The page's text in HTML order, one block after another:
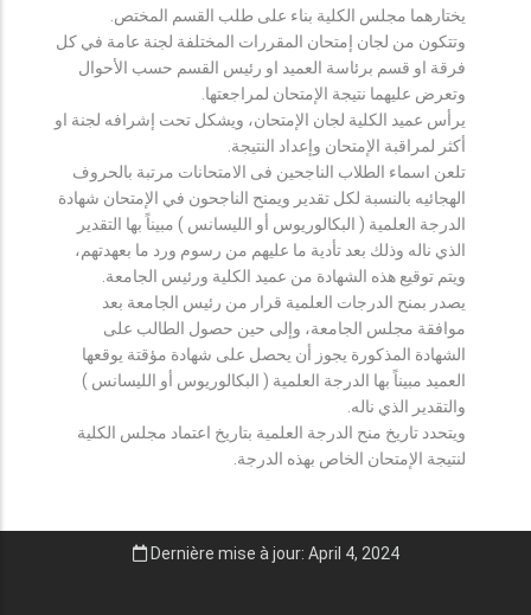
يختارهما مجلس الكلية بناء على طلب القسم المختص.
وتتكون من لجان إمتحان المقررات المختلفة لجنة عامة في كل
فرقة او قسم برئاسة العميد او رئيس القسم حسب الأحوال
وتعرض عليهما نتيجة الإمتحان لمراجعتها.
يرأس عميد الكلية لجان الإمتحان، ويشكل تحت إشرافه لجنة او
أكثر لمراقبة الإمتحان وإعداد النتيجة.
تلعن اسماء الطلاب الناجحين فى الامتحانات مرتبة بالحروف
الهجائيه بالنسبة لكل تقدير ويمنح الناجحون في الإمتحان شهادة
الدرجة العلمية ( البكالوريوس أو الليسانس ) مبيناً بها التقدير
الذي ناله وذلك بعد تأدية ما عليهم من رسوم ورد ما بعهدتهم،
ويتم توقيع هذه الشهادة من عميد الكلية ورئيس الجامعة.
يصدر بمنح الدرجات العلمية قرار من رئيس الجامعة بعد
موافقة مجلس الجامعة، وإلى حين حصول الطالب على
الشهادة المذكورة يجوز أن يحصل على شهادة مؤقتة يوقعها
العميد مبيناً بها الدرجة العلمية ( البكالوريوس أو الليسانس )
والتقدير الذي ناله.
ويتحدد تاريخ منح الدرجة العلمية بتاريخ اعتماد مجلس الكلية
لنتيجة الإمتحان الخاص بهذه الدرجة.
Dernière mise à jour: April 4, 2024